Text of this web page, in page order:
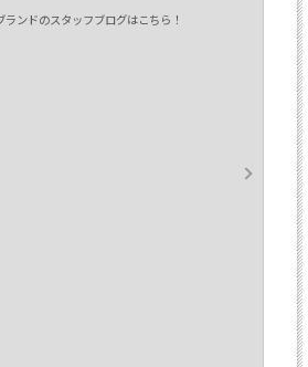
ランドのスタッフブログはこちら！